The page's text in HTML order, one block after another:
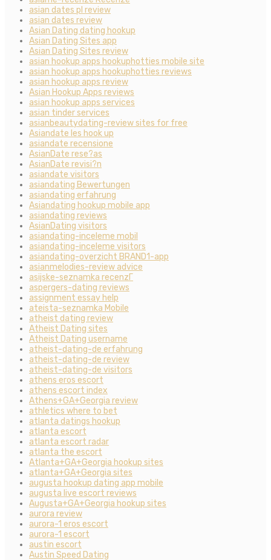
asian dates pl review
asian dates review
Asian Dating dating hookup
Asian Dating Sites app
Asian Dating Sites review
asian hookup apps hookuphotties mobile site
asian hookup apps hookuphotties reviews
asian hookup apps review
Asian Hookup Apps reviews
asian hookup apps services
asian tinder services
asianbeautydating-review sites for free
Asiandate les hook up
asiandate recensione
AsianDate rese?as
AsianDate revisi?n
asiandate visitors
asiandating Bewertungen
asiandating erfahrung
Asiandating hookup mobile app
asiandating reviews
AsianDating visitors
asiandating-inceleme mobil
asiandating-inceleme visitors
asiandating-overzicht BRAND1-app
asianmelodies-review advice
asijske-seznamka recenzГ­
aspergers-dating reviews
assignment essay help
ateista-seznamka Mobile
atheist dating review
Atheist Dating sites
Atheist Dating username
atheist-dating-de erfahrung
atheist-dating-de review
atheist-dating-de visitors
athens eros escort
athens escort index
Athens+GA+Georgia review
athletics where to bet
atlanta datings hookup
atlanta escort
atlanta escort radar
atlanta the escort
Atlanta+GA+Georgia hookup sites
atlanta+GA+Georgia sites
augusta hookup dating app mobile
augusta live escort reviews
Augusta+GA+Georgia hookup sites
aurora review
aurora-1 eros escort
aurora-1 escort
austin escort
Austin Speed Dating